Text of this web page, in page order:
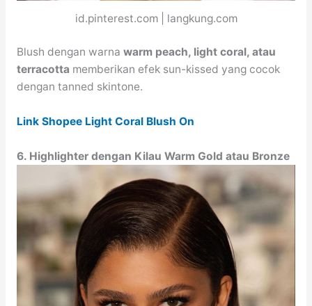
id.pinterest.com | langkung.com
Blush dengan warna warm peach, light coral, atau
terracotta memberikan efek sun-kissed yang cocok
dengan tanned skintone.
Link Shopee Light Coral Blush On
6. Highlighter dengan Kilau Warm Gold atau Bronze